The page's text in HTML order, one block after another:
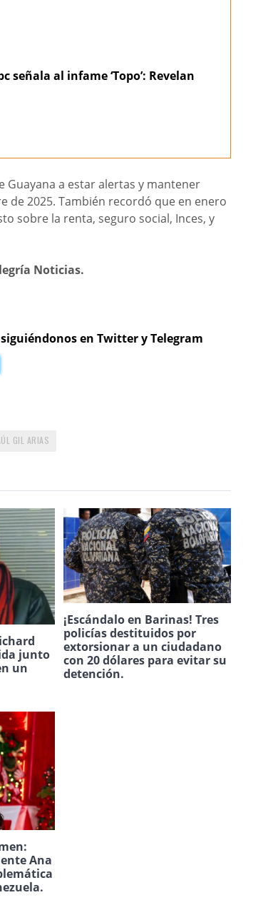
señala al infame ‘Topo’: Revelan
Guayana a estar alertas y mantener
2025. También recordó que en enero
sobre la renta, seguro social, Inces, y
Noticias.
en Twitter y Telegram
GIL ARIAS
junto
un
¡Escándalo en Barinas! Tres
policías destituidos por
extorsionar a un ciudadano
con 20 dólares para evitar su
detención.
Ana